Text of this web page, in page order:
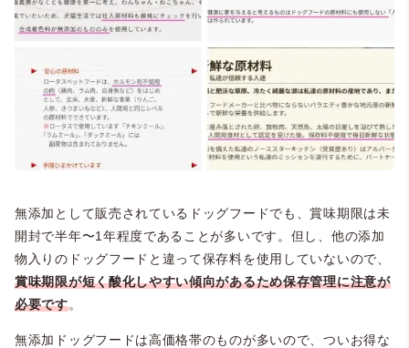
無添加として販売されているドッグフードでも、賞味期限は未
開封で半年〜1年程度であることが多いです。但し、他の添加
物入りのドッグフードと違って保存料を使用していないので、
賞味期限が短く酸化しやすい傾向があるため保存管理に注意が
必要です。
無添加ドッグフードは高価格帯のものが多いので、ついお得な